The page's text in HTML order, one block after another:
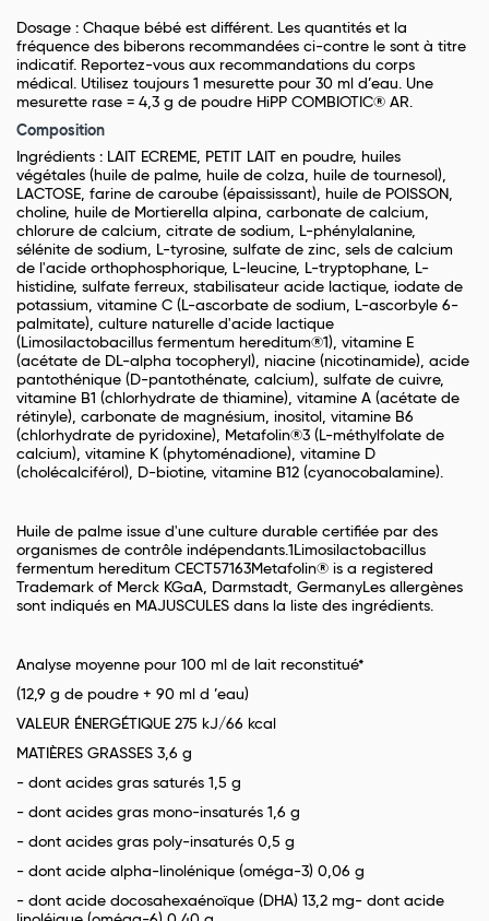
Dosage : Chaque bébé est différent. Les quantités et la
fréquence des biberons recommandées ci-contre le sont à titre
indicatif. Reportez-vous aux recommandations du corps
médical. Utilisez toujours 1 mesurette pour 30 ml d’eau. Une
mesurette rase = 4,3 g de poudre HiPP COMBIOTIC® AR.
Composition
Ingrédients : LAIT ECREME, PETIT LAIT en poudre, huiles
végétales (huile de palme, huile de colza, huile de tournesol),
LACTOSE, farine de caroube (épaississant), huile de POISSON,
choline, huile de Mortierella alpina, carbonate de calcium,
chlorure de calcium, citrate de sodium, L-phénylalanine,
sélénite de sodium, L-tyrosine, sulfate de zinc, sels de calcium
de l'acide orthophosphorique, L-leucine, L-tryptophane, L-
histidine, sulfate ferreux, stabilisateur acide lactique, iodate de
potassium, vitamine C (L-ascorbate de sodium, L-ascorbyle 6-
palmitate), culture naturelle d'acide lactique
(Limosilactobacillus fermentum hereditum®1), vitamine E
(acétate de DL-alpha tocopheryl), niacine (nicotinamide), acide
pantothénique (D-pantothénate, calcium), sulfate de cuivre,
vitamine B1 (chlorhydrate de thiamine), vitamine A (acétate de
rétinyle), carbonate de magnésium, inositol, vitamine B6
(chlorhydrate de pyridoxine), Metafolin®3 (L-méthylfolate de
calcium), vitamine K (phytoménadione), vitamine D
(cholécalciférol), D-biotine, vitamine B12 (cyanocobalamine).
Huile de palme issue d'une culture durable certifiée par des
organismes de contrôle indépendants.1Limosilactobacillus
fermentum hereditum CECT57163Metafolin® is a registered
Trademark of Merck KGaA, Darmstadt, GermanyLes allergènes
sont indiqués en MAJUSCULES dans la liste des ingrédients.
Analyse moyenne pour 100 ml de lait reconstitué*
(12,9 g de poudre + 90 ml d ’eau)
VALEUR ÉNERGÉTIQUE 275 kJ/66 kcal
MATIÈRES GRASSES 3,6 g
- dont acides gras saturés 1,5 g
- dont acides gras mono-insaturés 1,6 g
- dont acides gras poly-insaturés 0,5 g
- dont acide alpha-linolénique (oméga-3) 0,06 g
- dont acide docosahexaénoïque (DHA) 13,2 mg- dont acide